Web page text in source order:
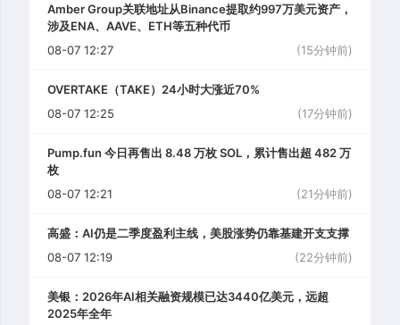
Amber Group关联地址从Binance提取约997万美元资产，
涉及ENA、AAVE、ETH等五种代币
08-07 12:27
(15分钟前)
OVERTAKE（TAKE）24小时大涨近70%
08-07 12:25
(17分钟前)
Pump.fun 今日再售出 8.48 万枚 SOL，累计售出超 482 万
枚
08-07 12:21
(21分钟前)
高盛：AI仍是二季度盈利主线，美股涨势仍靠基建开支支撑
08-07 12:19
(22分钟前)
美银：2026年AI相关融资规模已达3440亿美元，远超
2025年全年